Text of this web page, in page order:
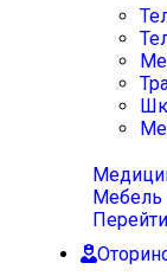
Мебель
Перейти